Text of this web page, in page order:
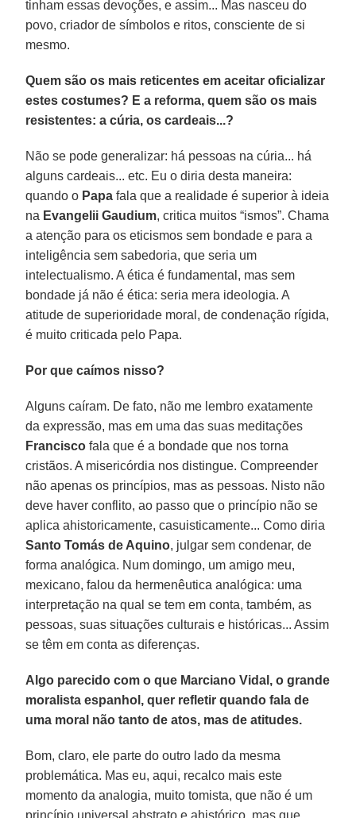
tinham essas devoções, e assim... Mas nasceu do
povo, criador de símbolos e ritos, consciente de si
mesmo.
Quem são os mais reticentes em aceitar oficializar
estes costumes? E a reforma, quem são os mais
resistentes: a cúria, os cardeais...?
Não se pode generalizar: há pessoas na cúria... há
alguns cardeais... etc. Eu o diria desta maneira:
quando o Papa fala que a realidade é superior à ideia
na Evangelii Gaudium, critica muitos “ismos”. Chama
a atenção para os eticismos sem bondade e para a
inteligência sem sabedoria, que seria um
intelectualismo. A ética é fundamental, mas sem
bondade já não é ética: seria mera ideologia. A
atitude de superioridade moral, de condenação rígida,
é muito criticada pelo Papa.
Por que caímos nisso?
Alguns caíram. De fato, não me lembro exatamente
da expressão, mas em uma das suas meditações
Francisco fala que é a bondade que nos torna
cristãos. A misericórdia nos distingue. Compreender
não apenas os princípios, mas as pessoas. Nisto não
deve haver conflito, ao passo que o princípio não se
aplica ahistoricamente, casuisticamente... Como diria
Santo Tomás de Aquino, julgar sem condenar, de
forma analógica. Num domingo, um amigo meu,
mexicano, falou da hermenêutica analógica: uma
interpretação na qual se tem em conta, também, as
pessoas, suas situações culturais e históricas... Assim
se têm em conta as diferenças.
Algo parecido com o que Marciano Vidal, o grande
moralista espanhol, quer refletir quando fala de
uma moral não tanto de atos, mas de atitudes.
Bom, claro, ele parte do outro lado da mesma
problemática. Mas eu, aqui, recalco mais este
momento da analogia, muito tomista, que não é um
princípio universal abstrato e ahistórico, mas que